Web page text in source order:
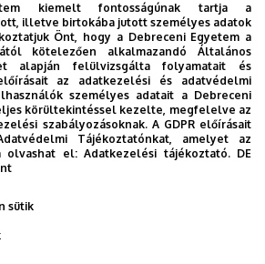
kiemelt fontosságúnak tartja a
illetve birtokába jutott személyes adatok
Önt, hogy a Debreceni Egyetem a
kötelezően alkalmazandó Általános
alapján felülvizsgálta folyamatait és
az adatkezelési és adatvédelmi
személyes adatait a Debreceni
körültekintéssel kezelte, megfelelve az
szabályozásoknak. A GDPR előírásait
Tájékoztatónkat, amelyet az
olvashat el:Adatkezelési tájékoztató. DE
sütik
/ 55512